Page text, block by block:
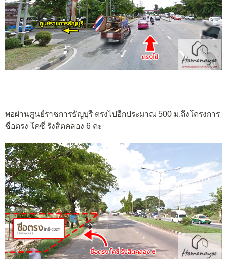
พอผ่านศูนย์ราชการธัญบุรี ตรงไปอีกประมาณ 500 ม.ถึงโครงการ
ซื่อตรง โคซี่ รังสิตคลอง 6 คะ